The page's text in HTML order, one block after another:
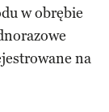
w obrębie
na